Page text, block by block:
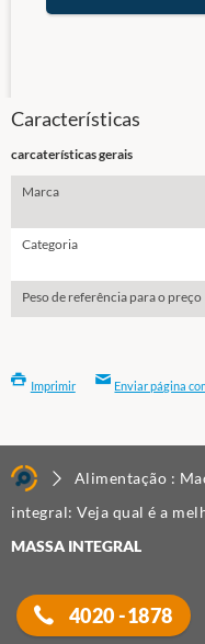
Características
carcaterísticas gerais
Marca
Categoria
Peso de referência para o preço
Imprimir Enviar página
Alimentação :
integral: Veja qual é a
MASSA INTEGRAL
4020 -1878